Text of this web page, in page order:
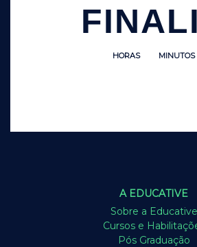
HORAS MINUTOS
A EDUCATIVE
Sobre a Educative
Cursos e
Pós Graduação